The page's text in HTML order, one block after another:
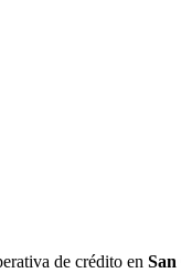
de crédito en San